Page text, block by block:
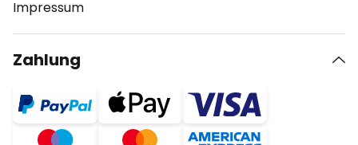
Impressum
Zahlung